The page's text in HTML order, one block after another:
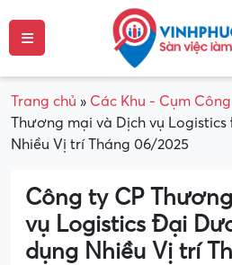
Trang chủ » Các Khu - Cụm
Thương mại và Dịch vụ
Nhiều Vị trí Tháng 06/2025
Công ty CP
vụ Logistics Đại
dụng Nhiều Vị trí